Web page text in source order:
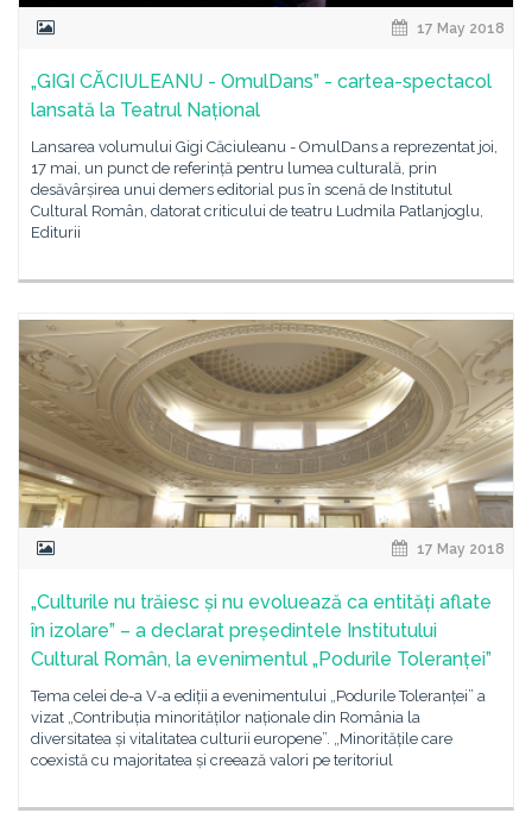
17 May 2018
„GIGI CᾸCIULEANU - OmulDans” - cartea-spectacol
lansată la Teatrul Național
Lansarea volumului Gigi Căciuleanu - OmulDans a reprezentat joi,
17 mai, un punct de referință pentru lumea culturală, prin
desăvârșirea unui demers editorial pus în scenă de Institutul
Cultural Român, datorat criticului de teatru Ludmila Patlanjoglu,
Editurii
17 May 2018
„Culturile nu trăiesc și nu evoluează ca entități aflate
în izolare” – a declarat președintele Institutului
Cultural Român, la evenimentul „Podurile Toleranței”
Tema celei de-a V-a ediții a evenimentului „Podurile Toleranței” a
vizat „Contribuția minorităților naționale din România la
diversitatea și vitalitatea culturii europene”. „Minoritățile care
coexistă cu majoritatea și creează valori pe teritoriul